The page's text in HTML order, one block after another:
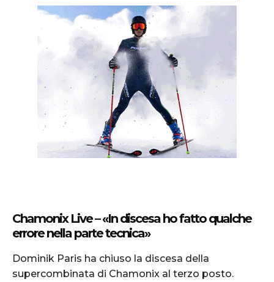
Chamonix Live – «In discesa ho fatto qualche
errore nella parte tecnica»
Dominik Paris ha chiuso la discesa della
supercombinata di Chamonix al terzo posto.